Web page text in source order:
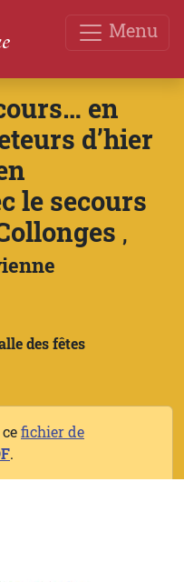
Menu
en
d’hier
le secours
,
des fêtes
fichier de
.